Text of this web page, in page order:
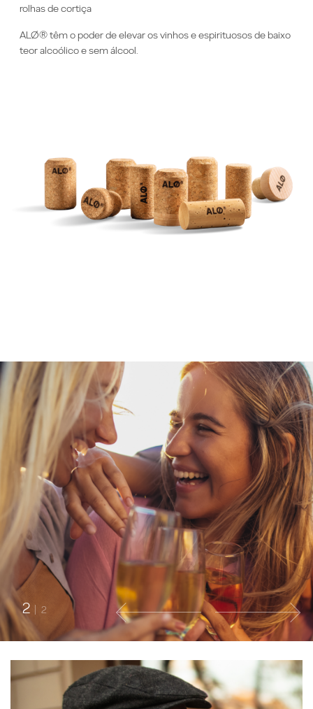
rolhas de cortiça
ALØ® têm o poder de elevar os vinhos e espirituosos de baixo
teor alcoólico e sem álcool.
2 2